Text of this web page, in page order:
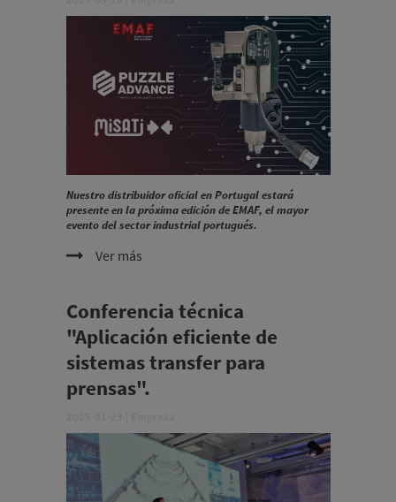
Nuestro distribuidor oficial en Portugal estará
presente en la próxima edición de EMAF, el mayor
evento del sector industrial portugués.
Ver más
Conferencia técnica
"Aplicación eficiente de
sistemas transfer para
prensas".